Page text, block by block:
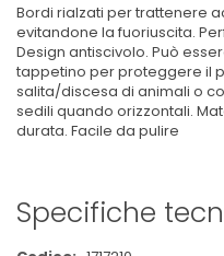
Bordi rialzati per trattenere
evitandone la fuoriuscita.
Design antiscivolo. Può
tappetino per proteggere il
salita/discesa di animali o
sedili quando orizzontali.
durata. Facile da pulire
Specifiche